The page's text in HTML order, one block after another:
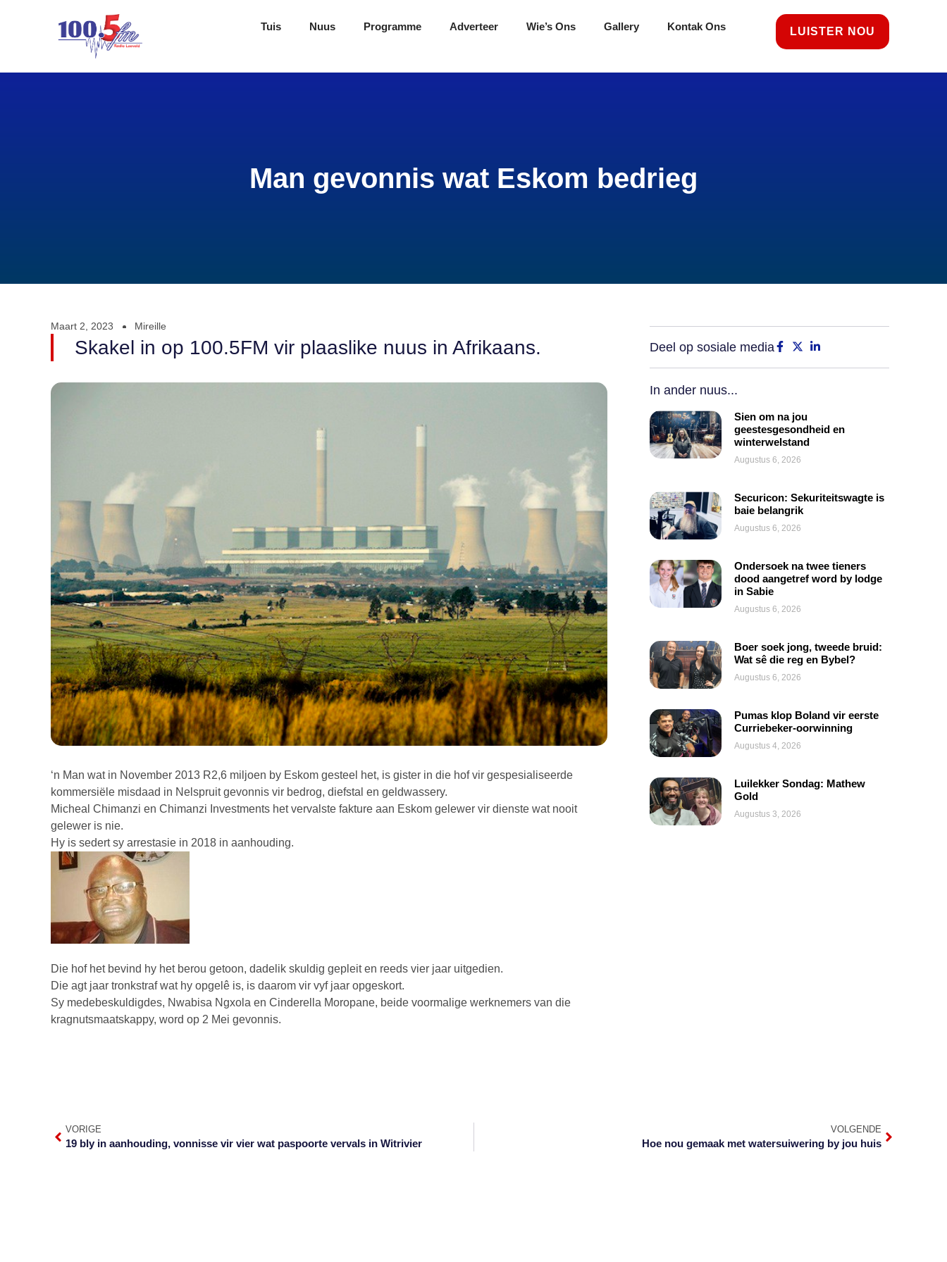
Tuis Nuus Programme Adverteer Wie’s Ons Gallery Kontak Ons LUISTER NOU
Man gevonnis wat Eskom bedrieg
Maart 2, 2023 Mireille
Skakel in op 100.5FM vir plaaslike nuus in Afrikaans.
‘n Man wat in November 2013 R2,6 miljoen by Eskom gesteel het, is gister in die hof vir gespesialiseerde
kommersiële misdaad in Nelspruit gevonnis vir bedrog, diefstal en geldwassery.
Micheal Chimanzi en Chimanzi Investments het vervalste fakture aan Eskom gelewer vir dienste wat nooit
gelewer is nie.
Hy is sedert sy arrestasie in 2018 in aanhouding.
Die hof het bevind hy het berou getoon, dadelik skuldig gepleit en reeds vier jaar uitgedien.
Die agt jaar tronkstraf wat hy opgelê is, is daarom vir vyf jaar opgeskort.
Sy medebeskuldigdes, Nwabisa Ngxola en Cinderella Moropane, beide voormalige werknemers van die
kragnutsmaatskappy, word op 2 Mei gevonnis.
Deel op sosiale media
In ander nuus...
Sien om na jou
geestesgesondheid en
winterwelstand
Augustus 6, 2026
Securicon: Sekuriteitswagte is
baie belangrik
Augustus 6, 2026
Ondersoek na twee tieners
dood aangetref word by lodge
in Sabie
Augustus 6, 2026
Boer soek jong, tweede bruid:
Wat sê die reg en Bybel?
Augustus 6, 2026
Pumas klop Boland vir eerste
Curriebeker-oorwinning
Augustus 4, 2026
Luilekker Sondag: Mathew
Gold
Augustus 3, 2026
VORIGE
19 bly in aanhouding, vonnisse vir vier wat paspoorte vervals in Witrivier
VOLGENDE
Hoe nou gemaak met watersuiwering by jou huis